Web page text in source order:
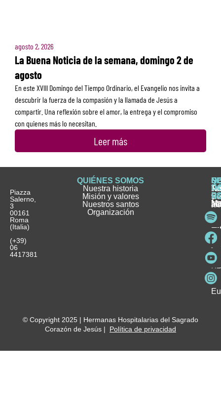
agosto 2, 2026
La Buena Noticia de la semana, domingo 2 de
agosto
En este XVIII Domingo del Tiempo Ordinario, el Evangelio nos invita a
descubrir la fuerza de la compasión y la llamada de Jesús a
compartir. Una reflexión sobre el amor, la entrega y el compromiso
con quienes más lo necesitan.
Leer más
Piazza
Salerno,
3
00161
Roma
(Italia)
(+39)
06
4417381
QUIÉNES SOMOS
Nuestra historia
Misión y valores
Nuestros santos
Organización
e
y
y
© Copyright 2025 | Hermanas Hospitalarias del Sagrado
Corazón de Jesús | Política de privacidad